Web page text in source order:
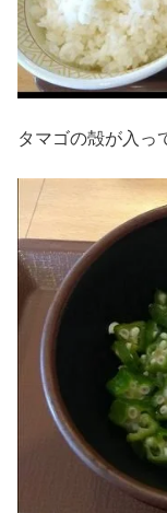
タマゴの殻が入っ